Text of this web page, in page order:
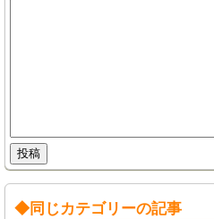
◆同じカテゴリーの記事